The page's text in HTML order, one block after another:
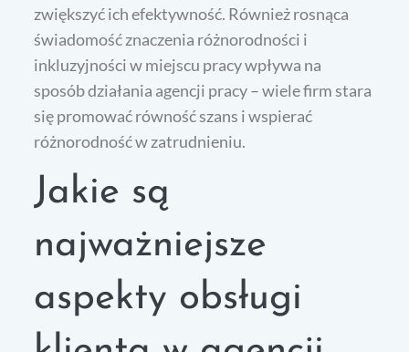
zwiększyć ich efektywność. Również rosnąca
świadomość znaczenia różnorodności i
inkluzyjności w miejscu pracy wpływa na
sposób działania agencji pracy – wiele firm stara
się promować równość szans i wspierać
różnorodność w zatrudnieniu.
Jakie są
najważniejsze
aspekty obsługi